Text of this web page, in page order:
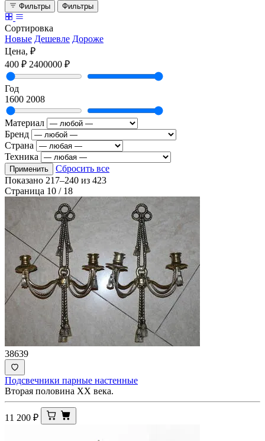
Фильтры Фильтры
Сортировка
Новые Дешевле Дороже
Цена, ₽
400 ₽ 2400000 ₽
Год
1600 2008
Материал
Бренд
Страна
Техника
Применить
Сбросить все
Показано 217–240 из 423
Страница 10 / 18
38639
Подсвечники парные настенные
Вторая половина ХХ века.
11 200 ₽